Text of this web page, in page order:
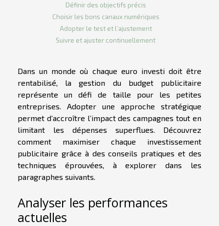
Définir des objectifs précis
Choisir les bons canaux numériques
Adopter le test et l’ajustement
Suivre et ajuster continuellement
Dans un monde où chaque euro investi doit être
rentabilisé, la gestion du budget publicitaire
représente un défi de taille pour les petites
entreprises. Adopter une approche stratégique
permet d’accroître l’impact des campagnes tout en
limitant les dépenses superflues. Découvrez
comment maximiser chaque investissement
publicitaire grâce à des conseils pratiques et des
techniques éprouvées, à explorer dans les
paragraphes suivants.
Analyser les performances
actuelles